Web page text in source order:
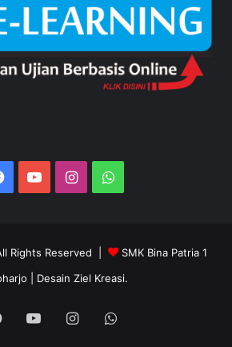
Facebook
YouTubeInstagramWhatsApp
Rights Reserved |
SMK Bina Patria 1
| Desain Ziel Kreasi.
Facebook
YouTubeInstagramWhatsApp